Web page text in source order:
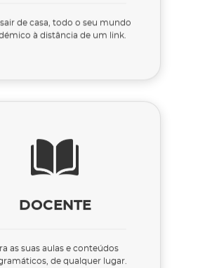
de casa, todo o seu mundo
à distância de um link.
DOCENTE
as suas aulas e conteúdos
de qualquer lugar.